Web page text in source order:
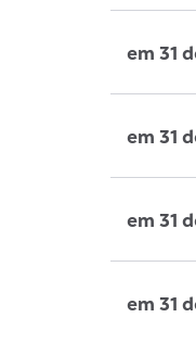
em 31
em 31
em 31
em 31